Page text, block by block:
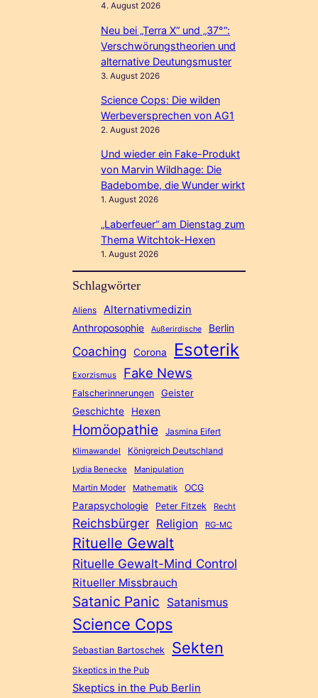
4. August 2026
Neu bei „Terra X“ und „37°“:
Verschwörungstheorien und
alternative Deutungsmuster
3. August 2026
Science Cops: Die wilden
Werbeversprechen von AG1
2. August 2026
Und wieder ein Fake-Produkt
von Marvin Wildhage: Die
Badebombe, die Wunder wirkt
1. August 2026
„Laberfeuer“ am Dienstag zum
Thema Witchtok-Hexen
1. August 2026
Schlagwörter
Aliens Alternativmedizin
Anthroposophie Außerirdische Berlin
Coaching Corona Esoterik
Exorzismus Fake News
Falscherinnerungen
Geister
Geschichte
Hexen
Homöopathie Jasmina Eifert
Klimawandel Königreich Deutschland
Lydia Benecke Manipulation
Martin Moder Mathematik OCG
Parapsychologie Peter Fitzek Recht
Reichsbürger Religion RG-MC
Rituelle Gewalt
Rituelle Gewalt-Mind Control
Ritueller Missbrauch
Satanic Panic Satanismus
Science Cops
Sebastian Bartoschek Sekten
Skeptics in the Pub
Skeptics in the Pub Berlin